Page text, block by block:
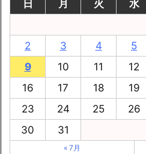
日
月 火 水
2
3 4 5
9
10 11 12
16
17 18 19
23
24 25 26
30
31
« 7月